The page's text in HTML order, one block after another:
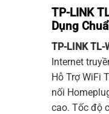
TP-LINK
Dụng
TP-LINKTL-
Internet
Hỗ Trợ WiFi
nối
cao. Tốc độ